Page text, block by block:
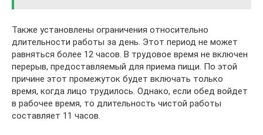
Также установлены ограничения относительно
длительности работы за день. Этот период не может
равняться более 12 часов. В трудовое время не включен
перерыв, предоставляемый для приема пищи. По этой
причине этот промежуток будет включать только
время, когда лицо трудилось. Однако, если обед войдет
в рабочее время, то длительность чистой работы
составляет 11 часов.